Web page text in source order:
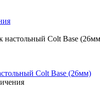
настольный Colt Base